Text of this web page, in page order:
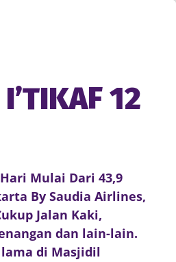
12
Mulai Dari 43,9
By Saudia Airlines,
Jalan Kaki,
dan lain-lain.
di Masjidil